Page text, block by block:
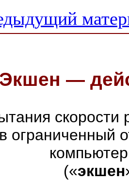
Экшен —
скорости
ограниченный
(«экшен